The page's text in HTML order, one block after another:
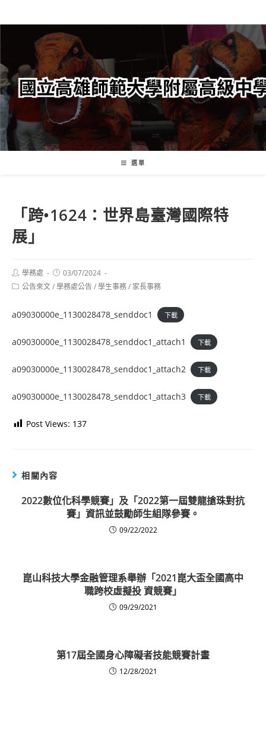
轉
要
內
容
選單
「跨•1624：世界島臺灣國際特
展」
Post
author:
學務處
Post
published:
03/07/2024
Post公告來文/學務處公告/學生事務/ 家長事務
a09030000e_1130028478_senddoc1 下載
a09030000e_1130028478_senddoc1_attach1 下載
a09030000e_1130028478_senddoc1_attach2 下載
a09030000e_1130028478_senddoc1_attach3 下載
Post Views: 137
相關內容
2022數位化科學競賽」及「2022第一屆雙龍搶珠對抗
賽」資訊並鼓勵師生組隊參賽。
09/22/2022
崑山科技大學金融管理系舉辦「2021崑大盃全國高中
職跨校虛擬投 資競賽」
09/29/2021
第17屆全國身心障礙者技能競賽計畫
12/28/2021